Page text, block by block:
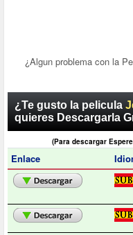
¿Algun problema con la
¿Te gusto la pelicula
quieres Descargarla
(Para descargar
Enlace